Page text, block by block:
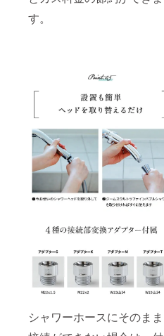
す。
シャワーホースにそのまま